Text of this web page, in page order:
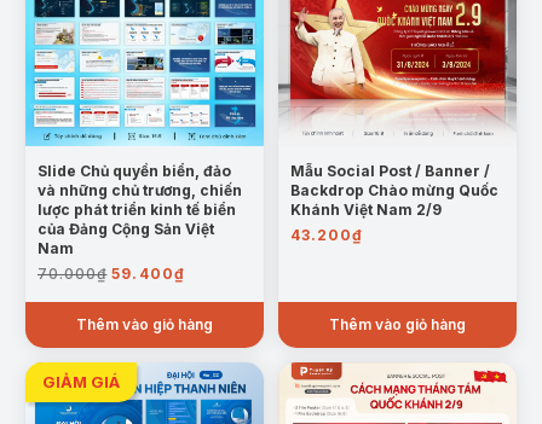
Slide Chủ quyền biển, đảo
và những chủ trương, chiến
lược phát triển kinh tế biển
của Đảng Cộng Sản Việt
Nam
70.000₫ Giá
là:
70.000₫.
59.400₫Giá
tại
59.400₫.
Thêm vào giỏ hàng
Mẫu Social Post / Banner /
Backdrop Chào mừng Quốc
Khánh Việt Nam 2/9
43.200₫
Thêm vào giỏ hàng